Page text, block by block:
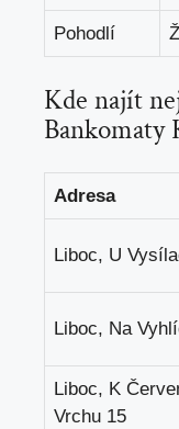
Pohodlí
Kde najít
Bankomaty
Adresa
Liboc, U
Liboc, Na
Liboc, K
Vrchu 15